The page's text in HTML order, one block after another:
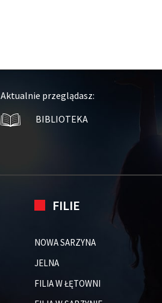
Aktualnie przeglądasz:
BIBLIOTEKA
FILIE
NOWA SARZYNA
JELNA
FILIA W ŁĘTOWNI